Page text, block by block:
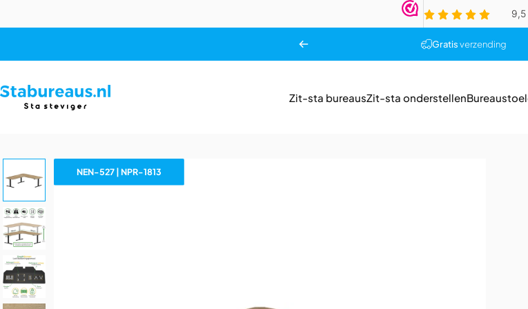
Gratisverzending
Stabureaus.nl Zit-sta bureausZit-sta onderstellen
NEN-527 | NPR-1813